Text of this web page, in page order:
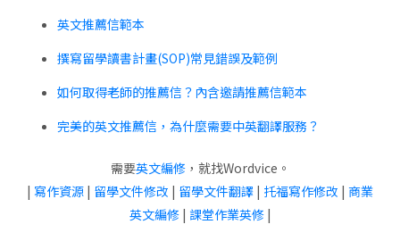
英文推薦信範本
撰寫留學讀書計畫(SOP)常見錯誤及範例
如何取得老師的推薦信？內含邀請推薦信範本
完美的英文推薦信，為什麼需要中英翻譯服務？
需要英文編修，就找Wordvice。
| 寫作資源 | 留學文件修改 | 留學文件翻譯 | 托福寫作修改 | 商業
英文編修| 課堂作業英修|